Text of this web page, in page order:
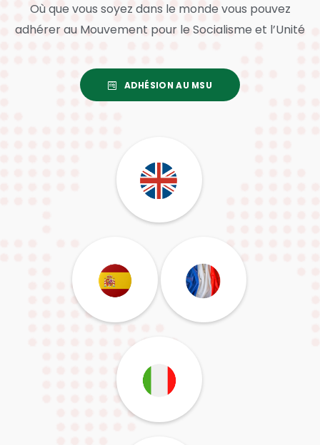
Où que vous soyez dans le monde vous pouvez
adhérer au Mouvement pour le Socialisme et l’Unité
ADHÉSION AU MSU